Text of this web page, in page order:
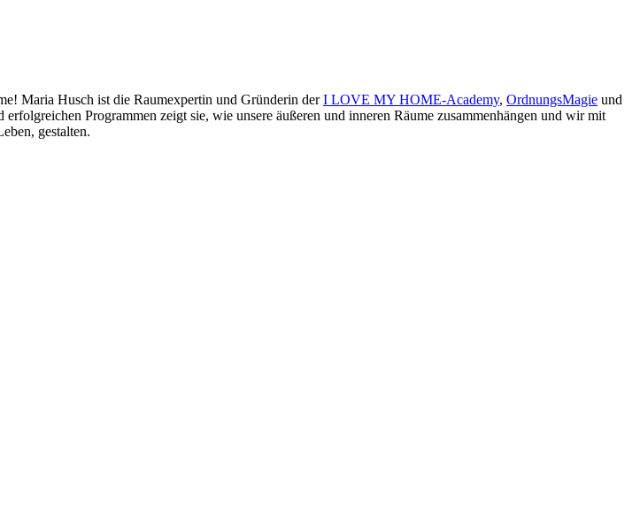
Maria Husch ist die Raumexpertin und Gründerin derI LOVE MY HOME-Academy, OrdnungsMagie und
Programmen zeigt sie, wie unsere äußeren und inneren Räume zusammenhängen und wir mit
gestalten.